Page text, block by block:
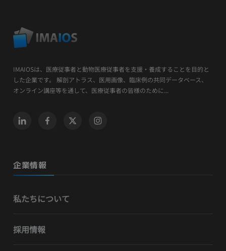
IMAIOSは、医療従事者と動物医療従事者を支援・養成することを目的と
した企業です。 解剖アトラス、医用画像、臨床例の共同データベース、
オンライン講座等を通して、医療従事者の皆様のために...
企業情報
私たちについて
採用情報